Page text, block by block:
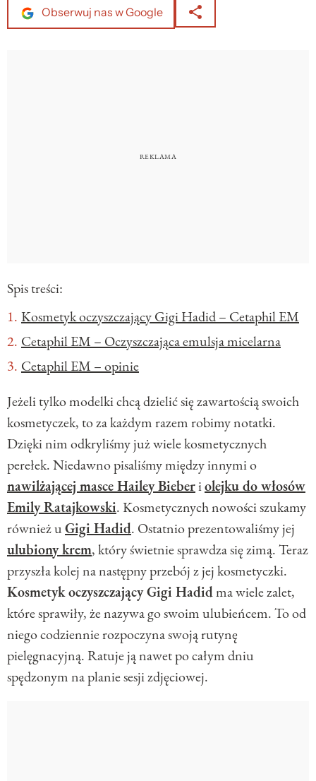
Obserwuj nas w Google
Spis treści:
Kosmetyk oczyszczający Gigi Hadid – Cetaphil EM
Cetaphil EM – Oczyszczająca emulsja micelarna
Cetaphil EM – opinie
Jeżeli tylko modelki chcą dzielić się zawartością swoich
kosmetyczek, to za każdym razem robimy notatki.
Dzięki nim odkryliśmy już wiele kosmetycznych
perełek. Niedawno pisaliśmy między innymi o
nawilżającej masce Hailey Bieberiolejku do włosów
Emily Ratajkowski. Kosmetycznych nowości szukamy
również uGigi Hadid. Ostatnio prezentowaliśmy jej
ulubiony krem, który świetnie sprawdza się zimą. Teraz
przyszła kolej na następny przebój z jej kosmetyczki.
Kosmetyk oczyszczający Gigi Hadidma wiele zalet,
które sprawiły, że nazywa go swoim ulubieńcem. To od
niego codziennie rozpoczyna swoją rutynę
pielęgnacyjną. Ratuje ją nawet po całym dniu
spędzonym na planie sesji zdjęciowej.